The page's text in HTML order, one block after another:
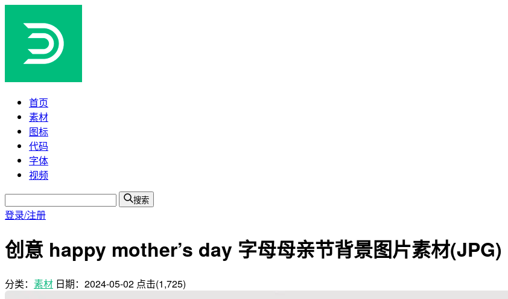
首页
素材
图标
代码
字体
视频
搜索
登录/注册
创意 happy mother’s day 字母母亲节背景图片素材(JPG)
分类： 素材 日期： 2024-05-02 点击(1,725)